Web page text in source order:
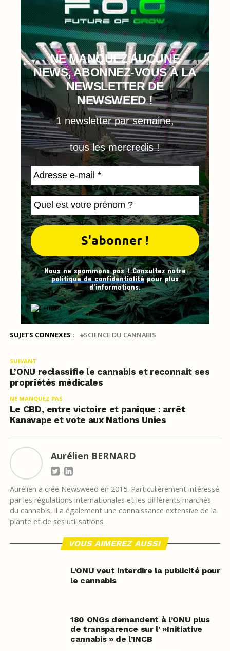
NE MANQUEZ AUCUNE
NEWS, ABONNEZ-VOUS À LA
NEWSLETTER DE
NEWSWEED !
1 newsletter par semaine,
tous les mercredis !
Nous ne spammons pas ! Consultez notre
politique de confidentialitépour plus
d’informations.
SUJETS CONNEXES : SCIENCE DU CANNABIS
SUIVANT
L’ONU reclassifie le cannabis et reconnait ses
propriétés médicales
NE MANQUEZ PAS
Le CBD, entre victoire et panique : arrêt
Kanavape et vote aux Nations Unies
Aurélien BERNARD
Aurélien a créé Newsweed en 2015. Particulièrement intéressé
par les régulations internationales et les différents marchés
du cannabis, il a également une connaissance extensive de la
plante et de ses utilisations.
VOUS AIMEREZ AUSSI
L’ONU veut interdire la publicité pour
le cannabis
180 ONGs demandent à l’ONU plus
de transparence sur l' »Initiative
cannabis » de l’INCB